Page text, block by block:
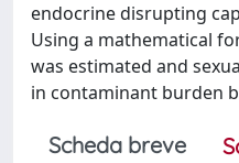
endocrine disrupting
Using a mathematical
was estimated and
in contaminant burden
Scheda breve